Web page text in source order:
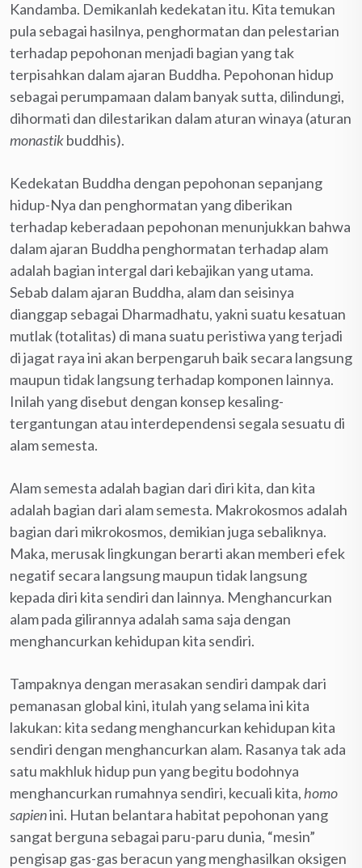
Kandamba. Demikanlah kedekatan itu. Kita temukan
pula sebagai hasilnya, penghormatan dan pelestarian
terhadap pepohonan menjadi bagian yang tak
terpisahkan dalam ajaran Buddha. Pepohonan hidup
sebagai perumpamaan dalam banyak sutta, dilindungi,
dihormati dan dilestarikan dalam aturan winaya (aturan
monastikbuddhis).
Kedekatan Buddha dengan pepohonan sepanjang
hidup-Nya dan penghormatan yang diberikan
terhadap keberadaan pepohonan menunjukkan bahwa
dalam ajaran Buddha penghormatan terhadap alam
adalah bagian intergal dari kebajikan yang utama.
Sebab dalam ajaran Buddha, alam dan seisinya
dianggap sebagai Dharmadhatu, yakni suatu kesatuan
mutlak (totalitas) di mana suatu peristiwa yang terjadi
di jagat raya ini akan berpengaruh baik secara langsung
maupun tidak langsung terhadap komponen lainnya.
Inilah yang disebut dengan konsep kesaling-
tergantungan atau interdependensi segala sesuatu di
alam semesta.
Alam semesta adalah bagian dari diri kita, dan kita
adalah bagian dari alam semesta. Makrokosmos adalah
bagian dari mikrokosmos, demikian juga sebaliknya.
Maka, merusak lingkungan berarti akan memberi efek
negatif secara langsung maupun tidak langsung
kepada diri kita sendiri dan lainnya. Menghancurkan
alam pada gilirannya adalah sama saja dengan
menghancurkan kehidupan kita sendiri.
Tampaknya dengan merasakan sendiri dampak dari
pemanasan global kini, itulah yang selama ini kita
lakukan: kita sedang menghancurkan kehidupan kita
sendiri dengan menghancurkan alam. Rasanya tak ada
satu makhluk hidup pun yang begitu bodohnya
menghancurkan rumahnya sendiri, kecuali kita, homo
sapienini. Hutan belantara habitat pepohonan yang
sangat berguna sebagai paru-paru dunia, “mesin”
pengisap gas-gas beracun yang menghasilkan oksigen